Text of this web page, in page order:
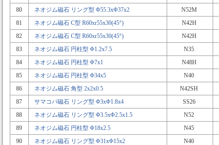
80 ネオジム磁石 リング型 Φ55.3xΦ37x2
N52M
81
ネオジム磁石 C型 R60xr55x30(45°)
N42H
82
ネオジム磁石 C型 R60xr55x30(45°)
N42H
83
ネオジム磁石 円柱型 Φ1.2x7.5
N35
84
ネオジム磁石 円柱型 Φ7x1
N48H
85
ネオジム磁石 円柱型 Φ34x5
N40
86
ネオジム磁石 角型 2x2x0.5
N42SH
87
サマコバ磁石 リング型 Φ3xΦ1.8x4
SS26
88
ネオジム磁石 リング型 Φ3.5xΦ2.5x1.5
N52
89
ネオジム磁石 円柱型 Φ18x2.5
N45
90
ネオジム磁石 リング型 Φ31xΦ15x2
N40